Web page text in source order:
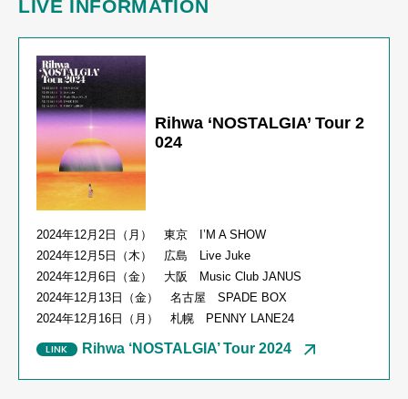
LIVE INFORMATION
Rihwa ‘NOSTALGIA’ Tour 2
024
2024年12月 2 日（月） 東京 ’ M A SHOW
2024年12月 5 日（木） 広島
Live Juke
2024年12月 6 日（金） 大阪
Music Club JANUS
2024年12月 13 日（金） 名古屋 SPADE BOX
2024年12月 16 日（月） 札幌 PENNY LANE24
Rihwa ‘NOSTALGIA’ Tour 2024